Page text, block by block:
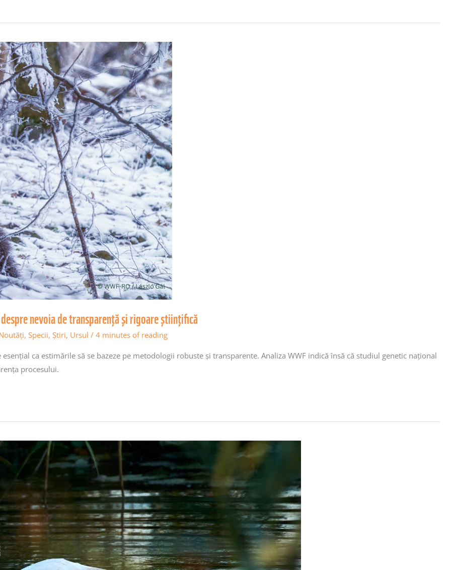
nevoia de transparență și rigoare științifică
, Specii, Știri, Ursul / 4 minutes of reading
ca estimările să se bazeze pe metodologii robuste și transparente. Analiza WWF indică însă că studiul genetic național
procesului.